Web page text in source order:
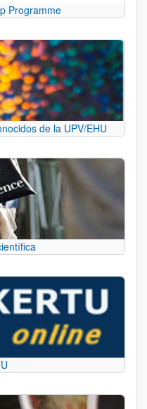
Programme
de la UPV/EHU